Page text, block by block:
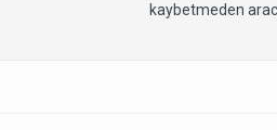
kaybetmeden